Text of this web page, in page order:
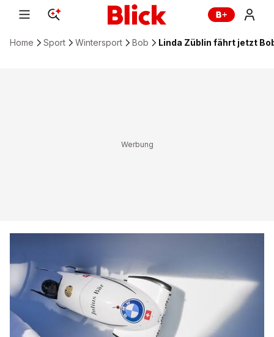
Home Sport Wintersport Bob Linda Züblin fährt jetzt